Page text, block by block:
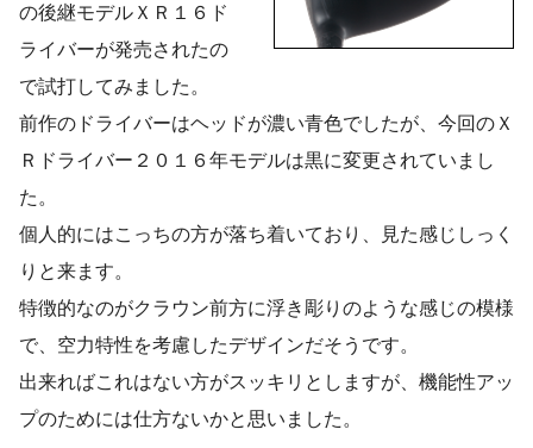
の後継モデルＸＲ１６ド
ライバーが発売されたの
で試打してみました。
前作のドライバーはヘッドが濃い青色でしたが、今回のＸ
Ｒドライバー２０１６年モデルは黒に変更されていまし
た。
個人的にはこっちの方が落ち着いており、見た感じしっく
りと来ます。
特徴的なのがクラウン前方に浮き彫りのような感じの模様
で、空力特性を考慮したデザインだそうです。
出来ればこれはない方がスッキリとしますが、機能性アッ
プのためには仕方ないかと思いました。